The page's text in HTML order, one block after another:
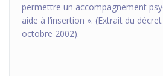
permettre un accompagnement
aide à l’insertion ». (Extrait du
octobre 2002).